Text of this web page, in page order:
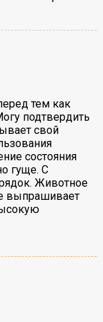
тем как
подтвердить
свой
состояния
гуще. С
Животное
выпрашивает